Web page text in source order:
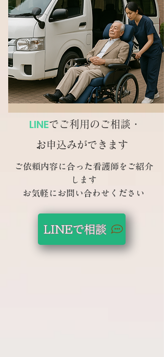
LINEでご利用のご相談・
お申込みができます
ご依頼内容に合った看護師をご紹介
します
​お気軽にお問い合わせください
LINEで相談